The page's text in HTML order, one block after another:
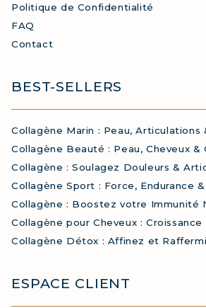
Politique de Confidentialité
FAQ
Contact
BEST-SELLERS
Collagène Marin : Peau, Articulations
Collagène Beauté : Peau, Cheveux &
Collagène : Soulagez Douleurs &
Collagène Sport : Force, Endurance
Collagène : Boostez votre Immunité
Collagène pour Cheveux : Croissance
Collagène Détox : Affinez et
ESPACE CLIENT